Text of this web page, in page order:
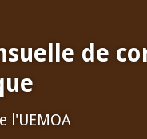
de
l'UEMOA